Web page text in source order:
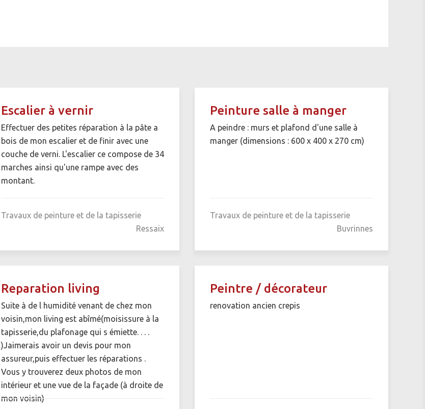
Escalier à vernir
Effectuer des petites réparation à la pâte a
bois de mon escalier et de finir avec une
couche de verni. L'escalier ce compose de 34
marches ainsi qu'une rampe avec des
montant.
Travaux de peinture et de la tapisserie
Ressaix
Peinture salle à manger
A peindre : murs et plafond d'une salle à
manger (dimensions : 600 x 400 x 270 cm)
Travaux de peinture et de la tapisserie
Buvrinnes
Reparation living
Suite à de l humidité venant de chez mon
voisin,mon living est abîmé(moisissure à la
tapisserie,du plafonage qui s émiette. . . .
)Jaimerais avoir un devis pour mon
assureur,puis effectuer les réparations .
Vous y trouverez deux photos de mon
intérieur et une vue de la façade (à droite de
mon voisin)
Peintre / décorateur
renovation ancien crepis